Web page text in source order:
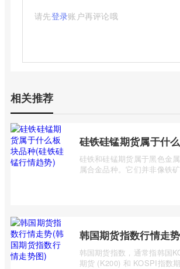
请先登录账户再评论哦
相关推荐
硅铁和硅锰期货属于黑色金
属合金品种。它们并非像铁
韩国期货指数，通常指韩国
期货 (K200) 和 KOSPI指数